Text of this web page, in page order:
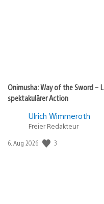
Onimusha: Way of the Sword –
spektakulärer Action
Ulrich Wimmeroth
Freier Redakteur
Veröffentlichungsdatum:
6. Aug 2026 3